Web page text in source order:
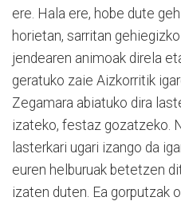
ere. Hala ere, hobe dute
horietan, sarritan
jendearen animoak direla
geratuko zaie Aizkorritik
Zegamara abiatuko dira
izateko, festaz gozatzeko.
lasterkari ugari izango da
euren helburuak betetzen
izaten duten. Ea gorputzak